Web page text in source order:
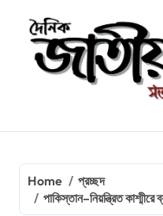
content
Home
প্রচ্ছদ
পাকিস্তান–নিয়ন্ত্রিত